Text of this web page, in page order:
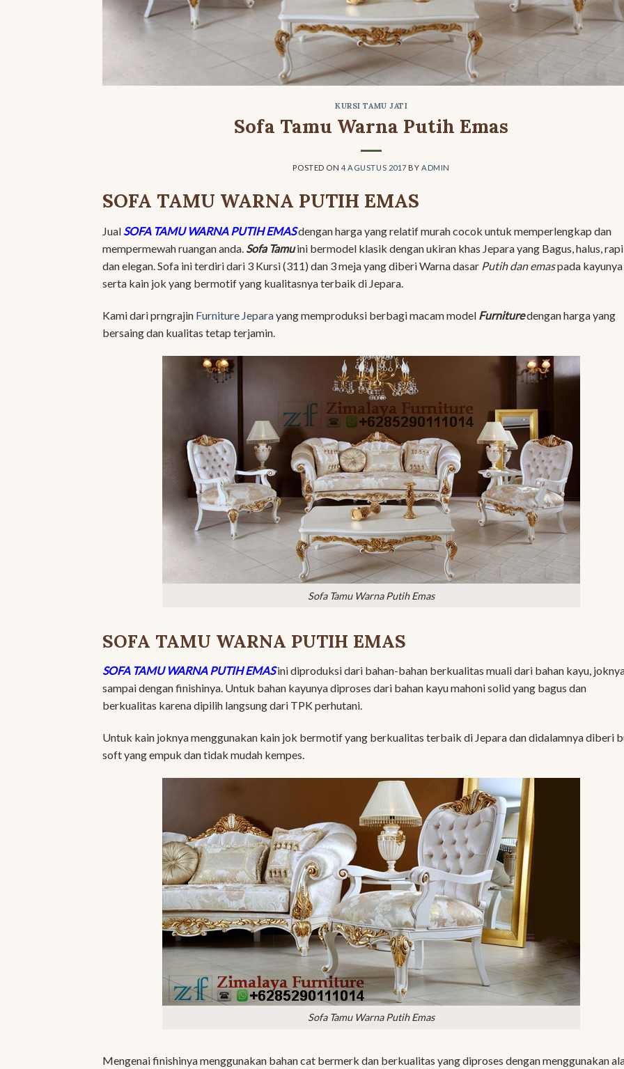
KURSI TAMU JATI
Sofa Tamu Warna Putih Emas
POSTED ON4 AGUSTUS 2017 BY ADMIN
SOFA TAMU WARNA PUTIH EMAS
Jual SOFA TAMU WARNA PUTIH EMASdengan harga yang relatif murah cocok untuk memperlengkap dan
mempermewah ruangan anda. Sofa Tamuini bermodel klasik dengan ukiran khas Jepara yang Bagus, halus, rapi
dan elegan. Sofa ini terdiri dari 3 Kursi (311) dan 3 meja yang diberi Warna dasar Putih dan emaspada kayunya
serta kain jok yang bermotif yang kualitasnya terbaik di Jepara.
Kami dari prngrajin Furniture Jeparayang memproduksi berbagi macam model Furnituredengan harga yang
bersaing dan kualitas tetap terjamin.
Sofa Tamu Warna Putih Emas
SOFA TAMU WARNA PUTIH EMAS
SOFA TAMU WARNA PUTIH EMASini diproduksi dari bahan-bahan berkualitas muali dari bahan kayu,
sampai dengan finishinya. Untuk bahan kayunya diproses dari bahan kayu mahoni solid yang bagus dan
berkualitas karena dipilih langsung dari TPK perhutani.
Untuk kain joknya menggunakan kain jok bermotif yang berkualitas terbaik di Jepara dan didalamnya diberi
soft yang empuk dan tidak mudah kempes.
Sofa Tamu Warna Putih Emas
Mengenai finishinya menggunakan bahan cat bermerk dan berkualitas yang diproses dengan menggunakan